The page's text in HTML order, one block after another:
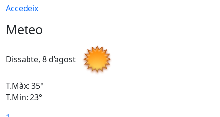
Accedeix
Meteo
Dissabte, 8 d’agost
T.Màx: 35°
T.Min: 23°